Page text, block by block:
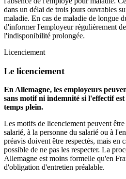
dans un délai de trois jours ouvrables
maladie. En cas de maladie de longue
d'informer l'employeur régulièrement
l'indisponibilité prolongée.
Licenciement
Le licenciement
En Allemagne, les employeurs
sans motif ni indemnité si l'effectif
temps plein.
Les motifs de licenciement peuvent
salarié, à la personne du salarié ou à
préavis doivent être respectés, mais en
possible de ne pas les respecter. La
Allemagne est moins formelle qu'en
d'obligation d'entretien préalable.